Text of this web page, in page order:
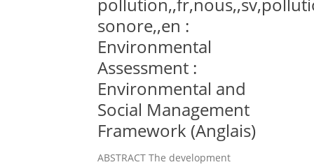
sonore,,en :
Environmental
Assessment :
Environmental and
Social Management
Framework (Anglais)
ABSTRACT The development